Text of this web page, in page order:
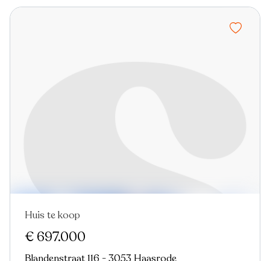
Huis te koop
€ 697.000